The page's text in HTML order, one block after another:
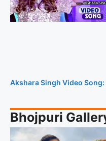
Akshara Singh Video Song:
Bhojpuri